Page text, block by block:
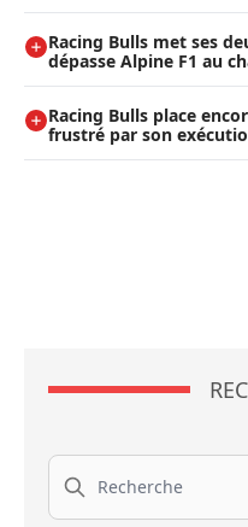
Racing Bulls met ses
dépasse Alpine F1 au
Racing Bulls place
frustré par son
Recherche